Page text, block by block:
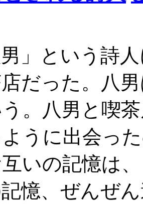
」という詩
だった。八
。八男と喫
ように出会っ
互いの記憶は
記憶、ぜんぜ